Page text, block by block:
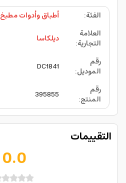
الفئة:
أطباق وأدوات مطبخ
العلامة
التجارية:
ديلكاسا
رقم
الموديل:
DC1841
رقم
المنتج:
395855
التقييمات
0.0